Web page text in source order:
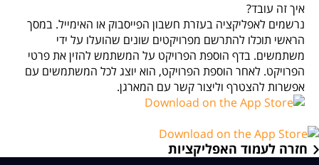
איך זה עובד?
נרשמים לאפליקציה בעזרת חשבון הפייסבוק או האימייל. במסך
הראשי תוכלו להתרשם מפרויקטים שונים שהועלו על ידי
משתמשים. בדף הוספת הפרויקט על המשתמש להזין את פרטי
הפרויקט. לאחר הוספת הפרויקט, הוא יוצג לכל המשתמשים עם
אפשרות להצטרף וליצור קשר עם המארגן.
חזרה לעמוד האפליקציות